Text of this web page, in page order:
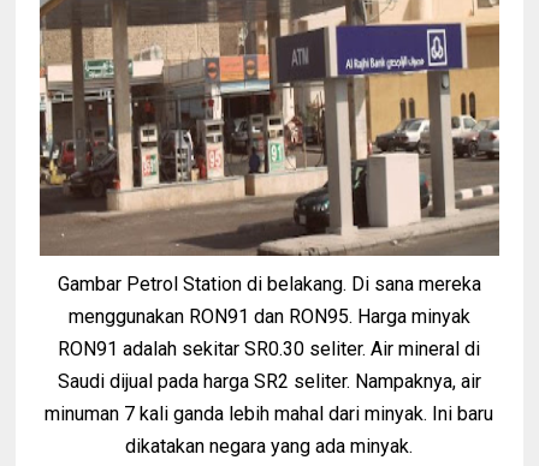
Gambar Petrol Station di belakang. Di sana mereka
menggunakan RON91 dan RON95. Harga minyak
RON91 adalah sekitar SR0.30 seliter. Air mineral di
Saudi dijual pada harga SR2 seliter. Nampaknya, air
minuman 7 kali ganda lebih mahal dari minyak. Ini baru
dikatakan negara yang ada minyak.